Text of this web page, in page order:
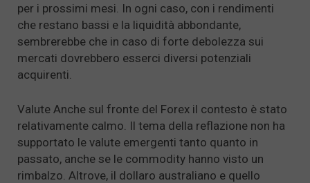
per i prossimi mesi. In ogni caso, con i rendimenti
che restano bassi e la liquidità abbondante,
sembrerebbe che in caso di forte debolezza sui
mercati dovrebbero esserci diversi potenziali
acquirenti.
Valute Anche sul fronte del Forex il contesto è stato
relativamente calmo. Il tema della reflazione non ha
supportato le valute emergenti tanto quanto in
passato, anche se le commodity hanno visto un
rimbalzo. Altrove, il dollaro australiano e quello